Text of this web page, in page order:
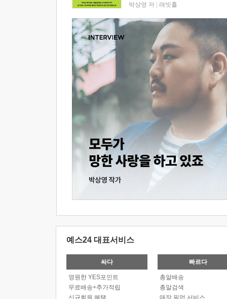
박상영 저 래빗홀
예스24 대표서비스
싸다
영원한 YES포인트
무료배송+추가적립
신규회원 혜택
빠르다
총알배송
총알검색
매장 픽업 서비스